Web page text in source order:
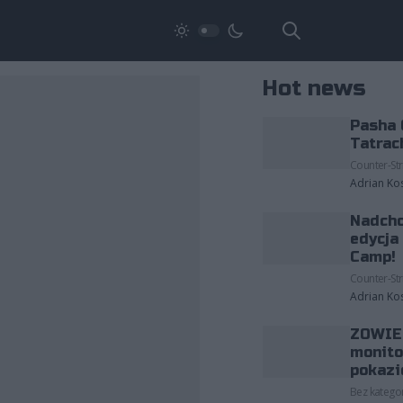
Hot news
Pasha
Counter-
Adrian
edycja
Camp!
Counter-
Adrian
Bez